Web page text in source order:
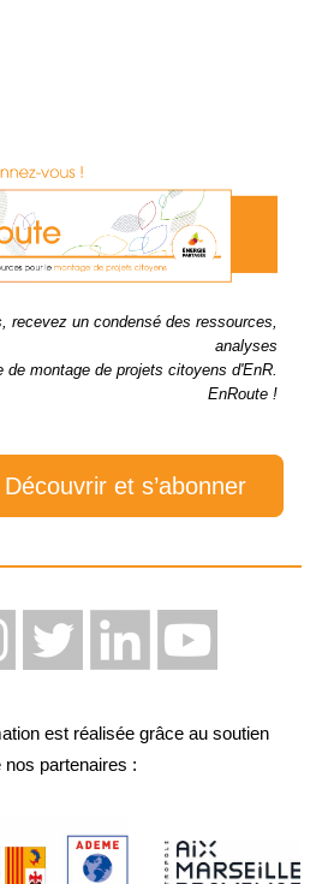
recevez un condensé des ressources,
analyses
de montage de projets citoyens d'EnR.
EnRoute !
Découvrir et s’abonner
est réalisée grâce au soutien
nos partenaires :